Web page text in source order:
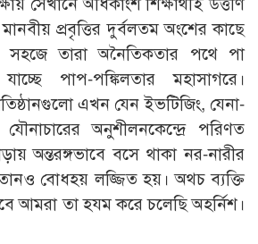
প্রবৃত্তির দুর্বলতম অংশের কাছে
তারা অনৈতিকতার পথে পা
পাপ-পঙ্কিলতার মহাসাগরে।
এখন যেন ইভটিজিং, যেনা-
অনুশীলনকেন্দ্রে পরিণত
অন্তরঙ্গভাবে বসে থাকা নর-নারীর
বোধহয় লজ্জিত হয়। অথচ ব্যক্তি
আমরা তা হযম করে চলেছি অহর্নিশ।